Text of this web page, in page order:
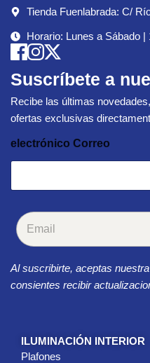
Tienda Fuenlabrada: C/
Horario: Lunes a Sábado |
Suscríbete a
Recibe las últimas
ofertas exclusivas
electrónico Correo
C
o
e
o
Al suscribirte, aceptas
consientes recibir
ILUMINACIÓN INTERIOR
Plafones